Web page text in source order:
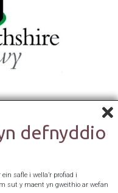
defnyddio
safle i wella’r profiad i
sut y maent yn gweithio ar wefan